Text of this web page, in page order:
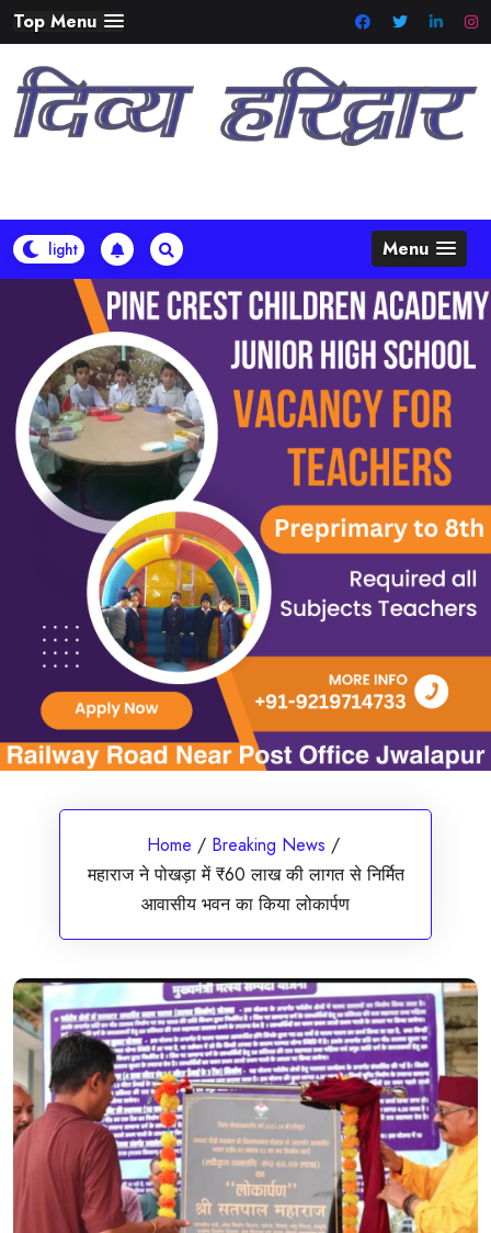
Skip
to
content
Top Menu
Menu
Home / Breaking News /
महाराज ने पोखड़ा में ₹60 लाख की लागत से निर्मित
आवासीय भवन का किया लोकार्पण